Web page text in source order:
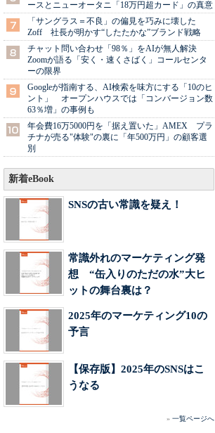
ースとニューオータニ「18万円超カード」の真意
「サングラス＝不良」の偏見を巧みに壊した
Zoff 社長が明かす“したたかな”ブランド戦略
チャット問い合わせ「98％」をAIが無人解決
Zoomが語る「安く・速くさばく」コールセンタ
ーの限界
Googleが指南する、AI検索を味方にする「10のヒ
ント」 オープンハウスでは「コンバージョン数
63％増」の事例も
年会費16万5000円を「据え置いた」AMEX プラ
チナが売る"体験"の裏に「年500万円」の顧客選
別
新着eBook
SNSの古い常識を疑え！
常識外れのマーケティング発
想 “缶入りのただの水”大ヒ
ットの舞台裏は？
2025年のマーケティング10の
予言
【保存版】2025年のSNSはこ
うなる
» 一覧ページへ